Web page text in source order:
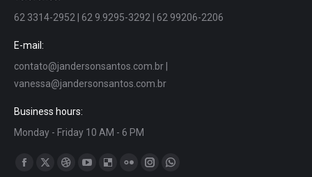
62 3314-2952 | 62 9.9295-3292 | 62 99206-2206
E-mail:
contato@jandersonsantos.com.br|
vanessa@jandersonsantos.com.br
Business hours:
Monday - Friday 10 AM - 6 PM
Encontre-nos em:
FacebookDribbble
Delicious
FlickrInstagramWhatsapp